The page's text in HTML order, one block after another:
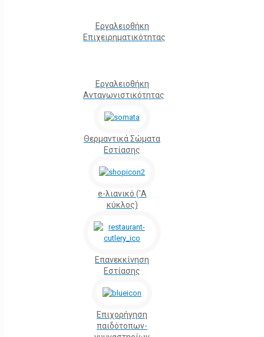
Εργαλειοθήκη
Eπιχειρηματικότητας
Εργαλειοθήκη
Ανταγωνιστικότητας
Θερμαντικά Σώματα
Εστίασης
e-λιανικό ('Α
κύκλος)
Επανεκκίνηση
Εστίασης
Επιχορήγηση
παιδότοπων-